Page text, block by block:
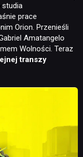
studia
prace
Orion. Przenieśli
Amatangelo
Wolności. Teraz
transzy